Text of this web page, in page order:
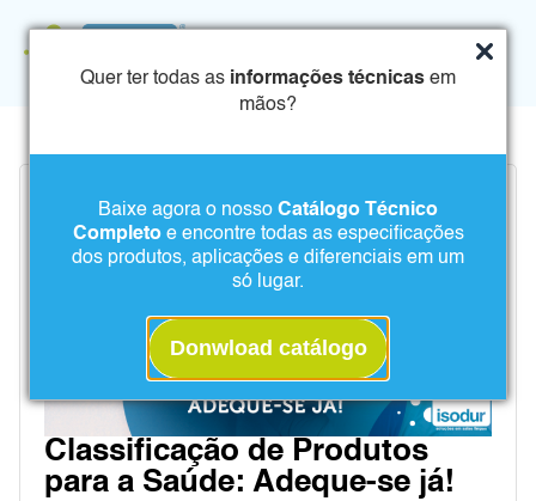
Quer ter todas as informações técnicas em
mãos?
Baixe agora o nosso Catálogo Técnico
Completo e encontre todas as especificações
dos produtos, aplicações e diferenciais em um
só lugar.
Donwload catálogo
Classificação de Produtos
para a Saúde: Adeque-se já!